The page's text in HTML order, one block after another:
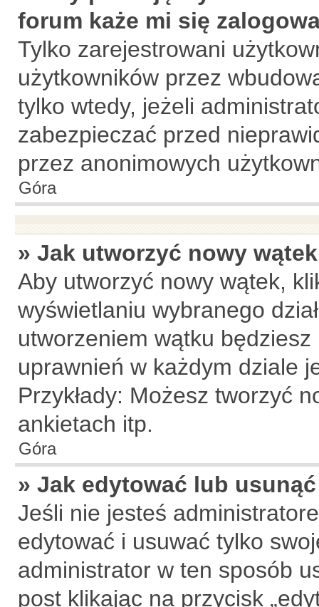
forum każe mi się
Tylko zarejestrowani
użytkowników przez
tylko wtedy, jeżeli
zabezpieczać przed
przez anonimowych
Góra
» Jak utworzyć nowy
Aby utworzyć nowy wątek,
wyświetlaniu wybranego
utworzeniem wątku
uprawnień w każdym dziale
Przykłady: Możesz tworzyć
ankietach itp.
Góra
» Jak edytować lub
Jeśli nie jesteś
edytować i usuwać tylko
administrator w ten sposób
post klikając na przycisk